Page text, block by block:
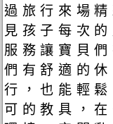
過旅行來場
見孩子每次
服務讓寶貝
們有舒適的
行，也能輕
可的教具，